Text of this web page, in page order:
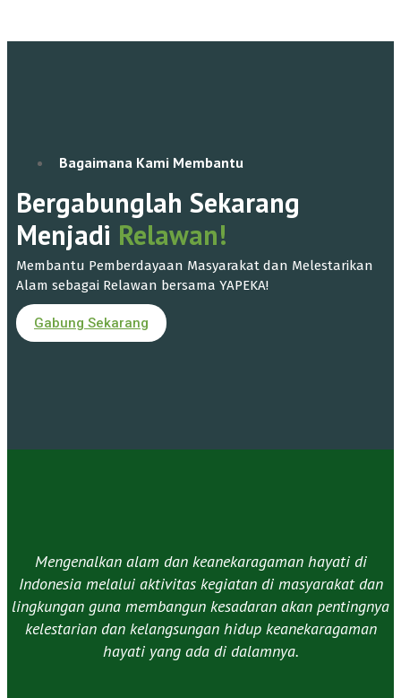
Bagaimana Kami Membantu
Bergabunglah Sekarang
Menjadi Relawan!
Membantu Pemberdayaan Masyarakat dan Melestarikan
Alam sebagai Relawan bersama YAPEKA!
Gabung Sekarang
Mengenalkan alam dan keanekaragaman hayati di
Indonesia melalui aktivitas kegiatan di masyarakat dan
lingkungan guna membangun kesadaran akan pentingnya
kelestarian dan kelangsungan hidup keanekaragaman
hayati yang ada di dalamnya.​